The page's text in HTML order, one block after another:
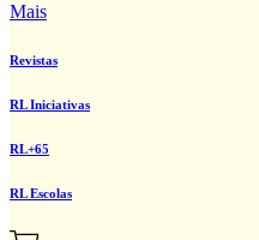
Mais
Revistas
RL Iniciativas
RL+65
RL Escolas